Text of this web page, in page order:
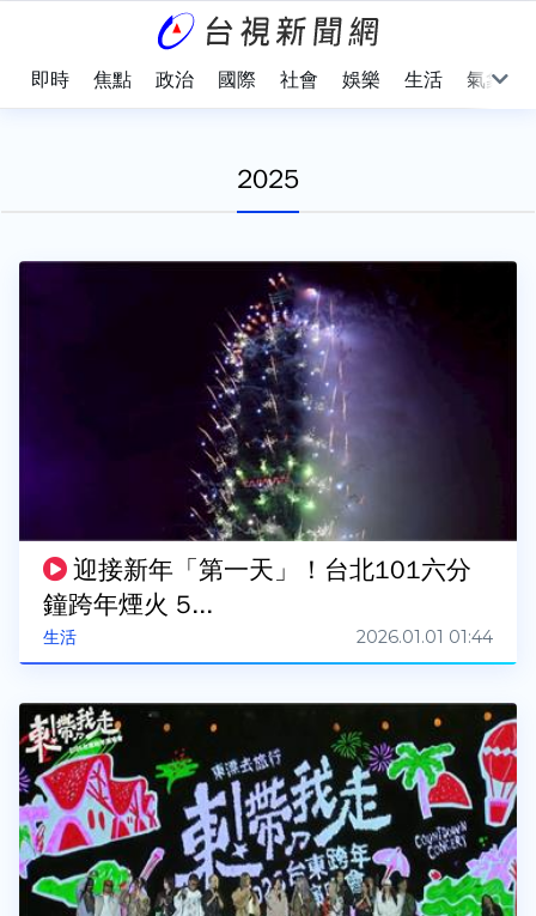
即時 焦點 政治 國際 社會 娛樂 生活 氣象
2025
生活
迎接新年「第一天」！台北101六分
鐘跨年煙火 5...
2026.01.01 01:44